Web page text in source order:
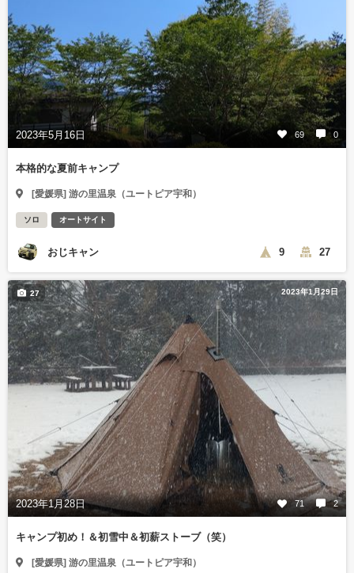
2023年5月16日 69 0
本格的な夏前キャンプ
[愛媛県] 游の里温泉（ユートピア宇和）
ソロ オートサイト
おじキャン 9 27
2023年1月29日
2023年1月28日 71 2
27
キャンプ初め！＆初雪中＆初薪ストーブ（笑）
[愛媛県] 游の里温泉（ユートピア宇和）